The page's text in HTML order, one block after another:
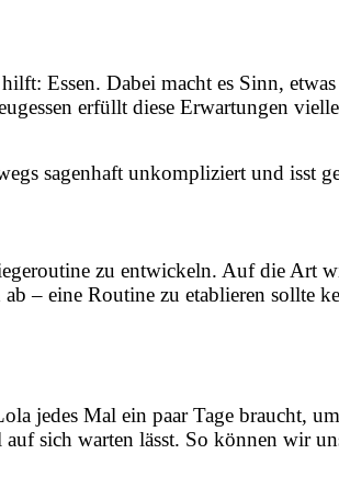
Essen. Dabei macht es Sinn,
erfüllt diese Erwartungen
sagenhaft unkompliziert und isst
zu entwickeln. Auf die Art
– eine Routine zu etablieren sollte
jedes Mal ein paar Tage braucht,
sich warten lässt. So können wir